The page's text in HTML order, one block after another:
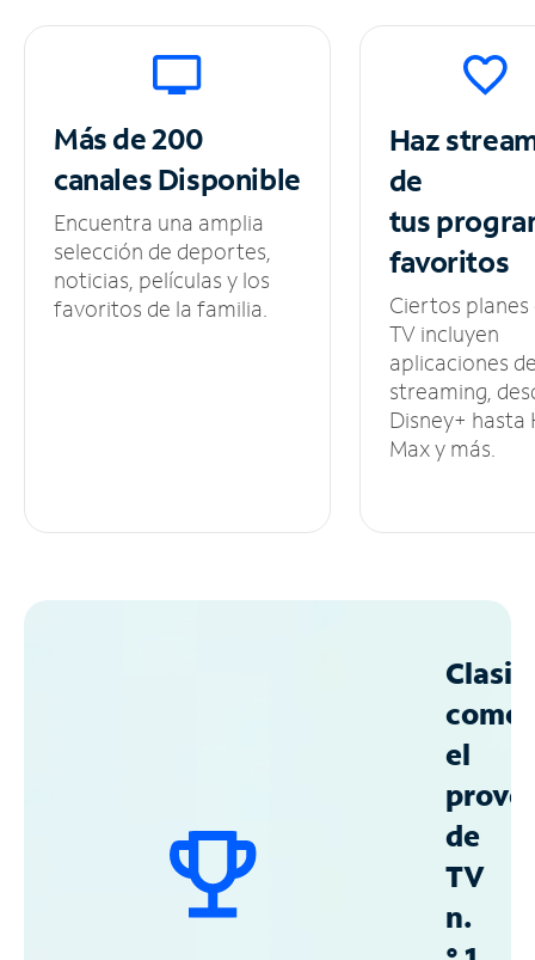
Más de 200
canalesDisponible
Encuentra una amplia
selección de deportes,
noticias, películas y los
favoritos de la familia.
Haz
de
tus
favoritos
Ciertos planes
TV incluyen
aplicaciones
streaming,
Disney+ hasta
Max y más.
como
el
de
TV
n.